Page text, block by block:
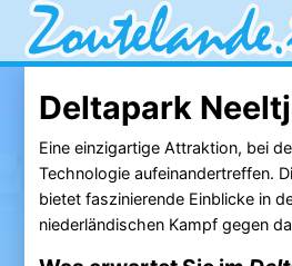
Deltapark
Eine einzigartige Attraktion, bei
Technologie aufeinandertreffen.
bietet faszinierende Einblicke in
niederländischen Kampf gegen